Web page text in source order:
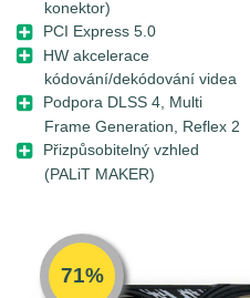
konektor)
PCI Express 5.0
HW akcelerace
kódování/dekódování videa
Podpora DLSS 4, Multi
Frame Generation, Reflex 2
Přizpůsobitelný vzhled
(PALiT MAKER)
71%